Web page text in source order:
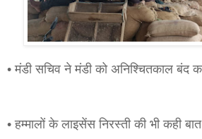
•‌ मंडी सचिव ने मंडी को अनिश्चितकाल बंद
• हम्मालों के लाइसेंस निरस्ती की भी कही बात